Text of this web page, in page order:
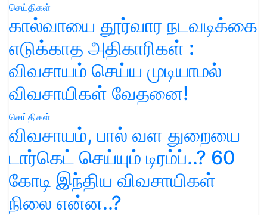
செய்திகள்
கால்வாயை தூர்வார நடவடிக்கை
எடுக்காத அதிகாரிகள் :
விவசாயம் செய்ய முடியாமல்
விவசாயிகள் வேதனை!
செய்திகள்
விவசாயம், பால் வள துறையை
டார்கெட் செய்யும் டிரம்ப்..? 60
கோடி இந்திய விவசாயிகள்
நிலை என்ன..?